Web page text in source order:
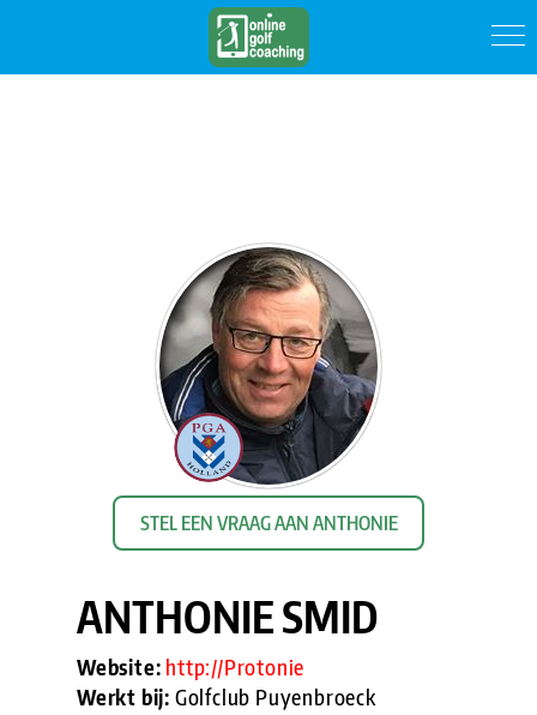
STEL EEN VRAAG AAN ANTHONIE
ANTHONIE SMID
Website: http://Protonie
Werkt bij: Golfclub Puyenbroeck